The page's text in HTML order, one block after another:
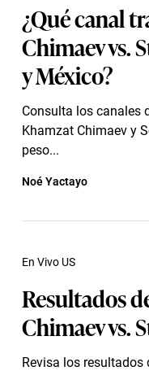
¿Qué canal
Chimaev vs.
y México?
Consulta los canales
Khamzat Chimaev y
peso...
Noé Yactayo
Resultados
Chimaev vs.
Revisa los resultados
En Vivo US